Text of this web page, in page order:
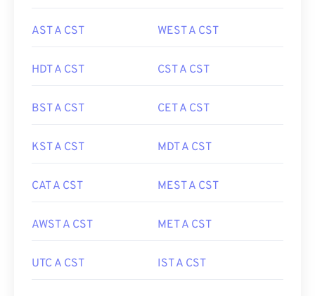
AST A CST WEST A CST
HDT A CST CST A CST
BST A CST CET A CST
KST A CST MDT A CST
CAT A CST MEST A CST
AWST A CST MET A CST
UTC A CST IST A CST